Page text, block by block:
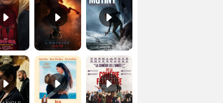
Les Matins merveilleux Bande-annonce VF De la Comédie-Française Teaser VF